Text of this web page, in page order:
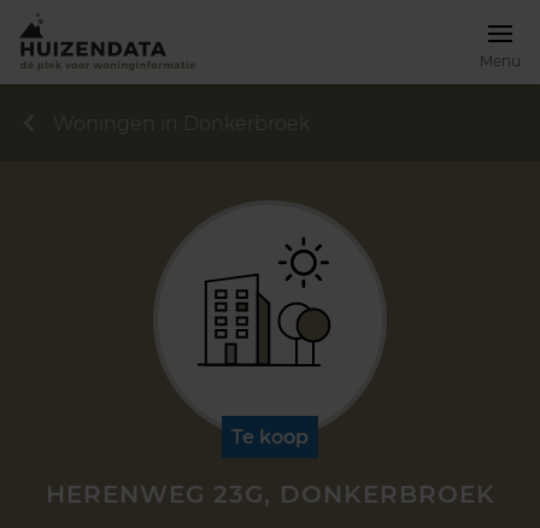
Menu
Woningen in Donkerbroek
Te koop
HERENWEG 23G, DONKERBROEK